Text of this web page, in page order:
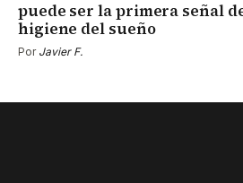
puede ser la primera señal
higiene del sueño
Por Javier F.